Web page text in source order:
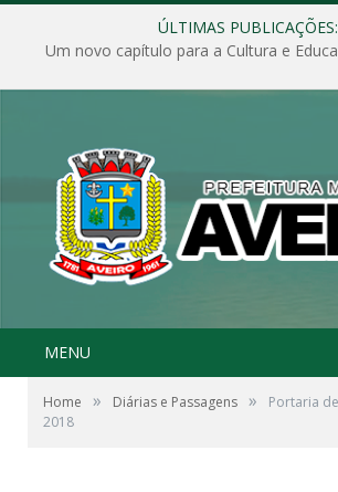
ÚLTIMAS PUBLICAÇÕES:
Um novo capítulo para a Cultura e
MENU
Home » Diárias e Passagens »
Portaria
2018